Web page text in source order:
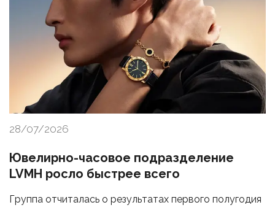
28/07/2026
Ювелирно-часовое подразделение
LVMH росло быстрее всего
Группа отчиталась о результатах первого полугодия